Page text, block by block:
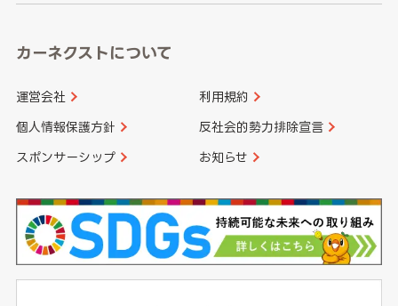
カーネクストについて
運営会社 利用規約
個人情報保護方針 反社会的勢力排除宣言
スポンサーシップ お知らせ